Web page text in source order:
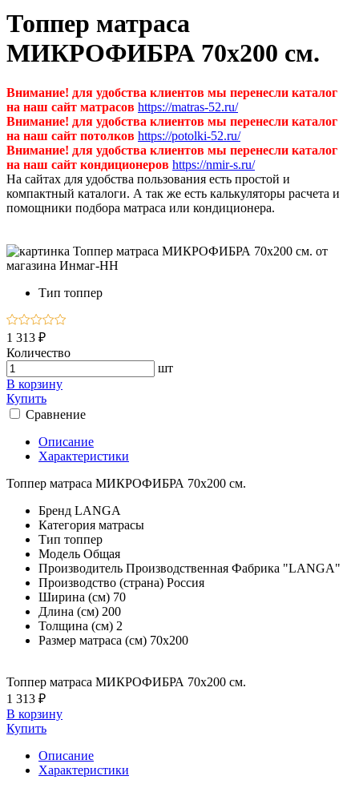
Топпер матраса
МИКРОФИБРА 70х200 см.
Внимание! для удобства клиентов мы перенесли каталог
на наш сайт матрасов https://matras-52.ru/
Внимание! для удобства клиентов мы перенесли каталог
на наш сайт потолков https://potolki-52.ru/
Внимание! для удобства клиентов мы перенесли каталог
на наш сайт кондиционеров https://nmir-s.ru/
На сайтах для удобства пользования есть простой и
компактный каталоги. А так же есть калькуляторы расчета и
помощники подбора матраса или кондиционера.
Тип топпер
1 313 ₽
Количество
шт
В корзину
Купить
Сравнение
Описание
Характеристики
Топпер матраса МИКРОФИБРА 70х200 см.
Бренд LANGA
Категория матрасы
Тип топпер
Модель Общая
Производитель Производственная Фабрика "LANGA"
Производство (страна) Россия
Ширина (см) 70
Длина (см) 200
Толщина (см) 2
Размер матраса (см) 70х200
Топпер матраса МИКРОФИБРА 70х200 см.
1 313 ₽
В корзину
Купить
Описание
Характеристики